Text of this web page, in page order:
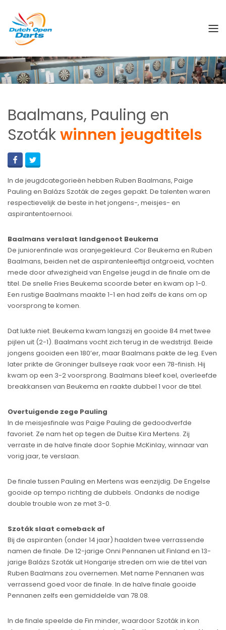
Baalmans, Pauling en
Szotákwinnen jeugdtitels
In de jeugdcategorieën hebben Ruben Baalmans, Paige
Pauling en Balázs Szoták de zeges gepakt. De talenten waren
respectievelijk de beste in het jongens-, meisjes- en
aspirantentoernooi.
Baalmans verslaat landgenoot Beukema
De juniorenfinale was oranjegekleurd. Cor Beukema en Ruben
Baalmans, beiden net de aspirantenleeftijd ontgroeid, vochten
mede door afwezigheid van Engelse jeugd in de finale om de
titel. De snelle Fries Beukema scoorde beter en kwam op 1-0.
Een rustige Baalmans maakte 1-1 en had zelfs de kans om op
voorsprong te komen.
Dat lukte niet. Beukema kwam langszij en gooide 84 met twee
pijlen uit (2-1). Baalmans vocht zich terug in de wedstrijd. Beide
jongens gooiden een 180’er, maar Baalmans pakte de leg. Even
later prikte de Groninger bullseye raak voor een 78-finish. Hij
kwam op een 3-2 voorsprong. Baalmans bleef koel, overleefde
breakkansen van Beukema en raakte dubbel 1 voor de titel.
Overtuigende zege Pauling
In de meisjesfinale was Paige Pauling de gedoodverfde
favoriet. Ze nam het op tegen de Duitse Kira Mertens. Zij
verraste in de halve finale door Sophie McKinlay, winnaar van
vorig jaar, te verslaan.
De finale tussen Pauling en Mertens was eenzijdig. De Engelse
gooide op tempo richting de dubbels. Ondanks de nodige
double trouble won ze met 3-0.
Szoták slaat comeback af
Bij de aspiranten (onder 14 jaar) haalden twee verrassende
namen de finale. De 12-jarige Onni Pennanen uit Finland en 13-
jarige Balázs Szoták uit Hongarije streden om wie de titel van
Ruben Baalmans zou overnemen. Met name Pennanen was
verrassend goed voor de finale. In de halve finale gooide
Pennanen zelfs een gemiddelde van 78.08.
In de finale speelde de Fin minder, waardoor Szoták in kon